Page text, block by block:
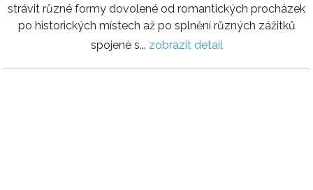
strávit různé formy dovolené od romantických procházek
po historických místech až po splnění různých zážitků
spojené s... zobrazit detail